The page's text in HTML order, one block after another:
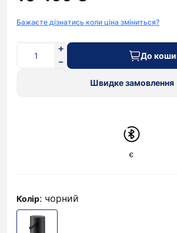
Бажаєте дізнатись коли ціна зміниться?
До
Швидке замовлення
є
Колір: чорний